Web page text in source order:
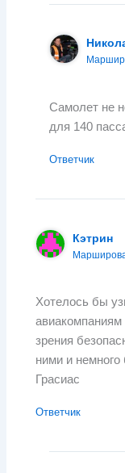
Самолет не
для 140
Ответчик
Кэтрин
Хотелось бы
зрения
ними и немного
Грасиас
Ответчик